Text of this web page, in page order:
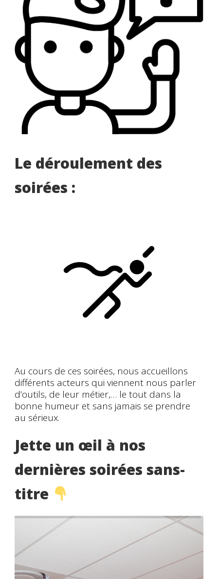
Le déroulement des
soirées :
Au cours de ces soirées, nous accueillons
différents acteurs qui viennent nous parler
d’outils, de leur métier,… le tout dans la
bonne humeur et sans jamais se prendre
au sérieux.
Jette un œil à nos
dernières soirées sans-
titre